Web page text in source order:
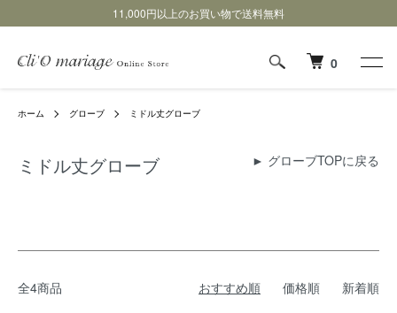
11,000円以上のお買い物で送料無料
0
ホーム グローブ ミドル丈グローブ
ミドル丈グローブ ► グローブTOPに戻る
全4商品 おすすめ順 価格順 新着順